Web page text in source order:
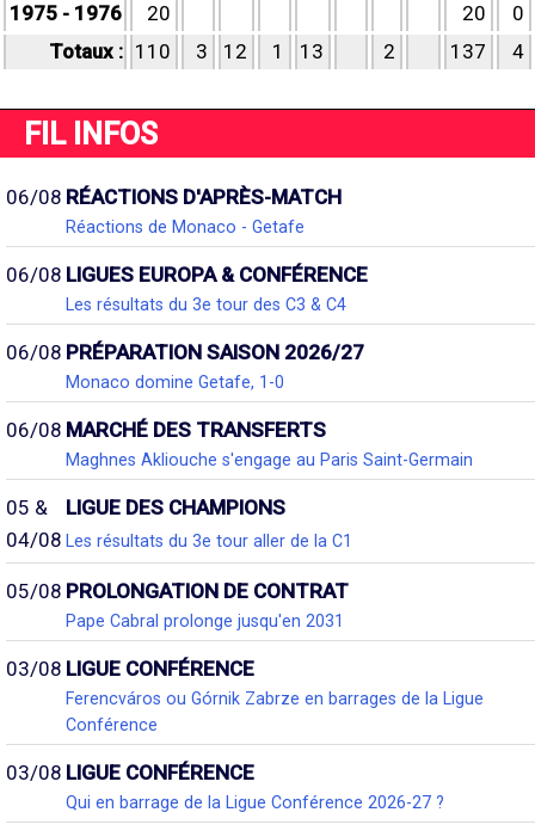
1975 - 1976
20 20
0
Totaux : 110 3 12 1 13 2 137 4
FIL INFOS
06/08 RÉACTIONS D'APRÈS-MATCH
Réactions de Monaco - Getafe
06/08 LIGUES EUROPA & CONFÉRENCE
Les résultats du 3e tour des C3 & C4
06/08 PRÉPARATION SAISON 2026/27
Monaco domine Getafe, 1-0
06/08 MARCHÉ DES TRANSFERTS
Maghnes Akliouche s'engage au Paris Saint-Germain
05 &
04/08
LIGUE DES CHAMPIONS
Les résultats du 3e tour aller de la C1
05/08 PROLONGATION DE CONTRAT
Pape Cabral prolonge jusqu'en 2031
03/08 LIGUE CONFÉRENCE
Ferencváros ou Górnik Zabrze en barrages de la Ligue
Conférence
03/08 LIGUE CONFÉRENCE
Qui en barrage de la Ligue Conférence 2026-27 ?